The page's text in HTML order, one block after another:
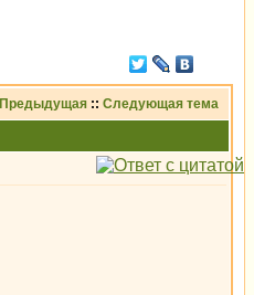
Предыдущая :: Следующая тема